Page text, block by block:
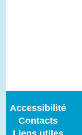
Accessibilité
Contacts